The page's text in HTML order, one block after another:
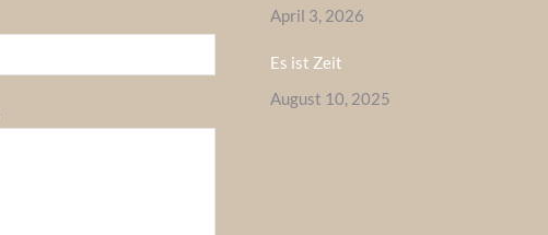
April 3, 2026
Es ist Zeit
August 10, 2025